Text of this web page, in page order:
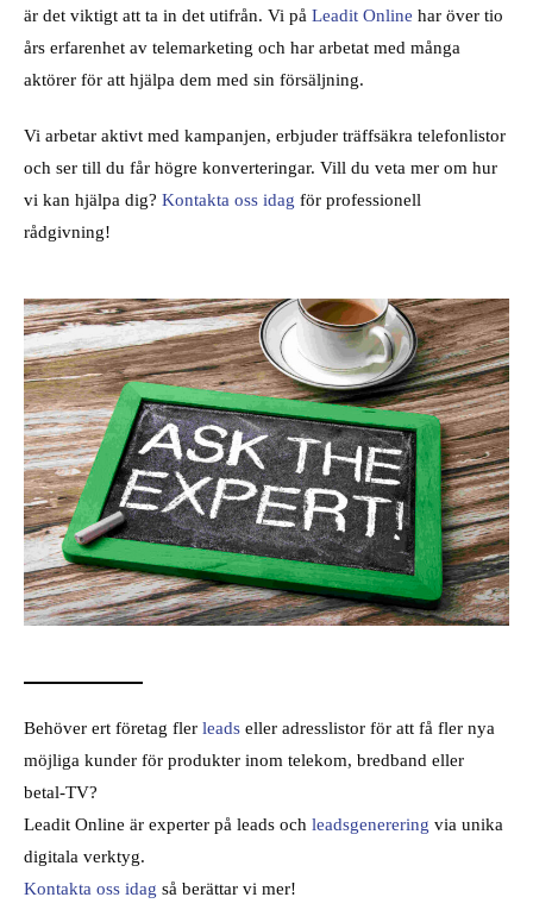
är det viktigt att ta in det utifrån. Vi på Leadit Online har över tio
års erfarenhet av telemarketing och har arbetat med många
aktörer för att hjälpa dem med sin försäljning.
Vi arbetar aktivt med kampanjen, erbjuder träffsäkra telefonlistor
och ser till du får högre konverteringar. Vill du veta mer om hur
vi kan hjälpa dig? Kontakta oss idag för professionell
rådgivning!
Behöver ert företag fler leads eller adresslistor för att få fler nya
möjliga kunder för produkter inom telekom, bredband eller
betal-TV?
Leadit Online är experter på leads och leadsgenerering via unika
digitala verktyg.
Kontakta oss idag så berättar vi mer!